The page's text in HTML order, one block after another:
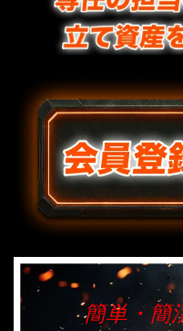
簡単・簡